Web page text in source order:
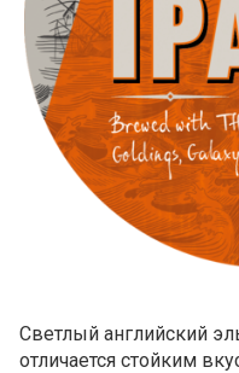
Светлый английский
отличается стойким